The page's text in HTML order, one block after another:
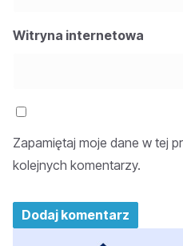
Witryna internetowa
Zapamiętaj moje dane w tej
kolejnych komentarzy.